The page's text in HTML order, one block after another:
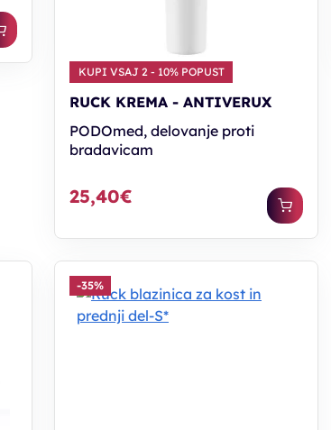
KUPI VSAJ 2 - 10% POPUST
RUCK KREMA - ANTIVERUX
PODOmed, delovanje proti
bradavicam
25,40€
-35%